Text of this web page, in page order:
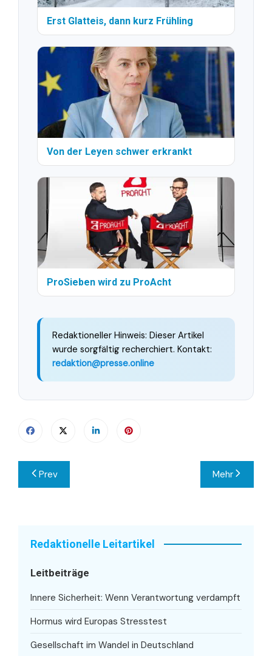
Erst Glatteis, dann kurz Frühling
Von der Leyen schwer erkrankt
ProSieben wird zu ProAcht
Redaktioneller Hinweis: Dieser Artikel
wurde sorgfältig recherchiert. Kontakt:
redaktion@presse.online
Beitragsnavigation
Prev Mehr
Redaktionelle Leitartikel
Leitbeiträge
Innere Sicherheit: Wenn Verantwortung verdampft
Hormus wird Europas Stresstest
Gesellschaft im Wandel in Deutschland